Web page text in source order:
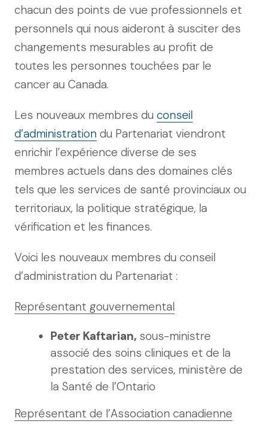
chacun des points de vue professionnels et
personnels qui nous aideront à susciter des
changements mesurables au profit de
toutes les personnes touchées par le
cancer au Canada.
Les nouveaux membres du conseil
d’administration du Partenariat viendront
enrichir l’expérience diverse de ses
membres actuels dans des domaines clés
tels que les services de santé provinciaux ou
territoriaux, la politique stratégique, la
vérification et les finances.
Voici les nouveaux membres du conseil
d’administration du Partenariat :
Représentant gouvernemental
Peter Kaftarian, sous-ministre
associé des soins cliniques et de la
prestation des services, ministère de
la Santé de l’Ontario
Représentant de l’Association canadienne